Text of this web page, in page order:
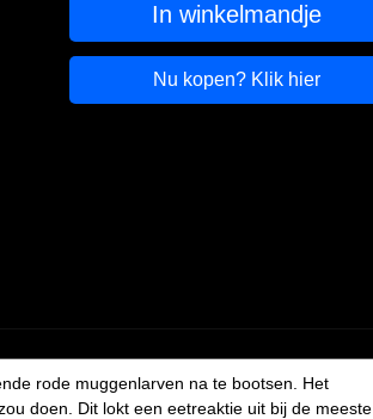
In winkelmandje
Nu kopen? Klik hier
rode muggenlarven na te bootsen. Het
doen. Dit lokt een eetreaktie uit bij de meeste